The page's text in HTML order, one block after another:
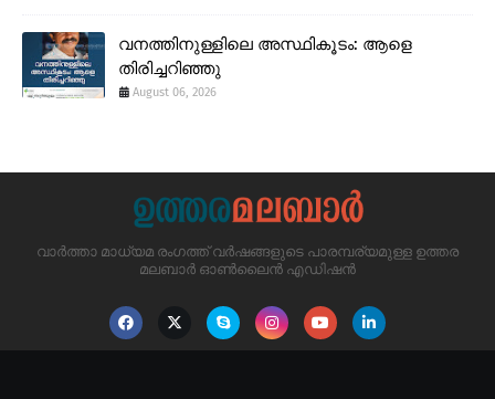
വനത്തിനുള്ളിലെ അസ്ഥികൂടം: ആളെ
തിരിച്ചറിഞ്ഞു
August 06, 2026
വാർത്താ മാധ്യമ രംഗത്ത് വർഷങ്ങളുടെ പാരമ്പര്യമുള്ള ഉത്തര
മലബാർ ഓൺലൈൻ എഡിഷൻ